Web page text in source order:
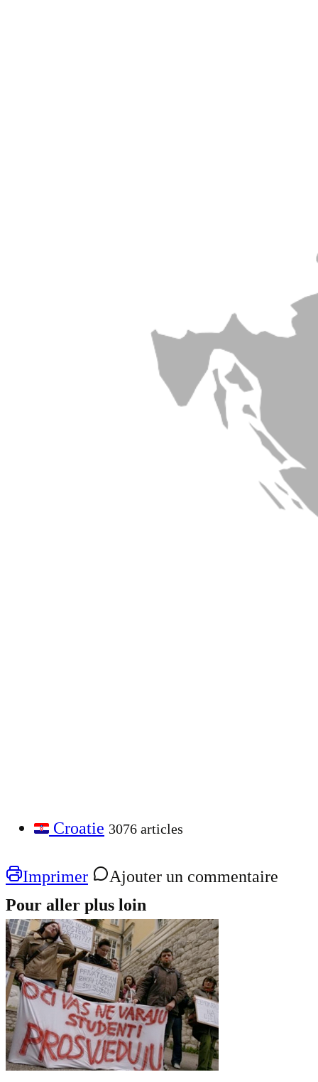
Croatie 3076 articles
Imprimer
Ajouter un commentaire
Pour aller plus loin